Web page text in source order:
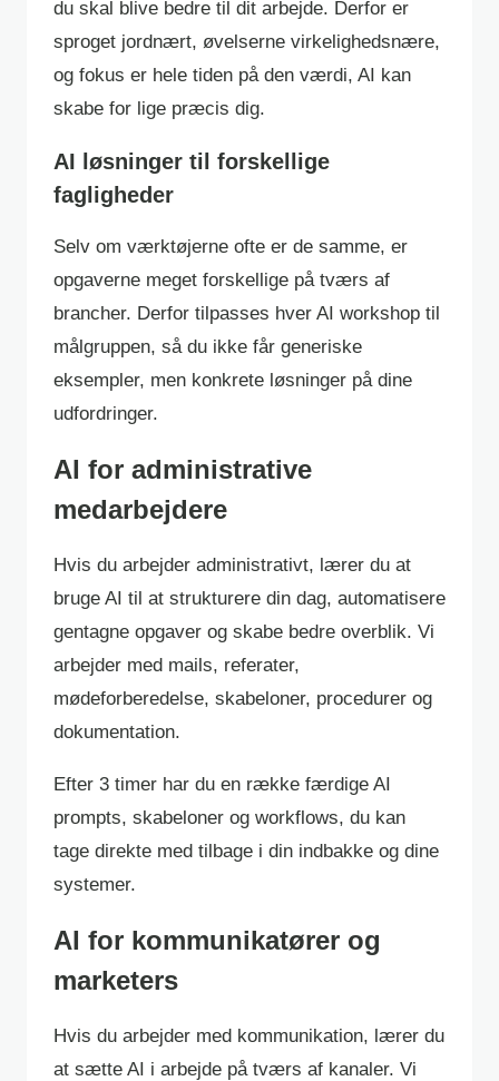
du skal blive bedre til dit arbejde. Derfor er
sproget jordnært, øvelserne virkelighedsnære,
og fokus er hele tiden på den værdi, AI kan
skabe for lige præcis dig.
AI løsninger til forskellige
fagligheder
Selv om værktøjerne ofte er de samme, er
opgaverne meget forskellige på tværs af
brancher. Derfor tilpasses hver AI workshop til
målgruppen, så du ikke får generiske
eksempler, men konkrete løsninger på dine
udfordringer.
AI for administrative
medarbejdere
Hvis du arbejder administrativt, lærer du at
bruge AI til at strukturere din dag, automatisere
gentagne opgaver og skabe bedre overblik. Vi
arbejder med mails, referater,
mødeforberedelse, skabeloner, procedurer og
dokumentation.
Efter 3 timer har du en række færdige AI
prompts, skabeloner og workflows, du kan
tage direkte med tilbage i din indbakke og dine
systemer.
AI for kommunikatører og
marketers
Hvis du arbejder med kommunikation, lærer du
at sætte AI i arbejde på tværs af kanaler. Vi